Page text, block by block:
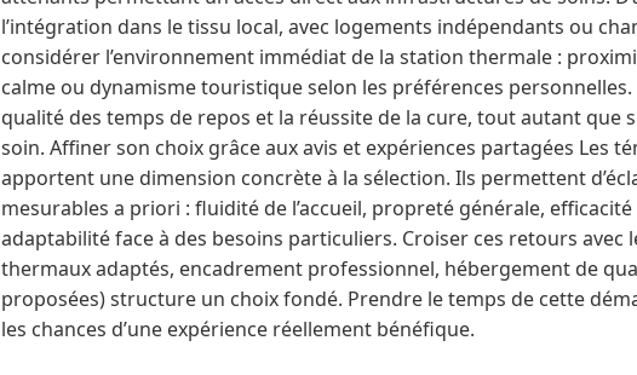
l’intégration dans le tissu local, avec logements indépendants ou
considérer l’environnement immédiat de la station thermale :
calme ou dynamisme touristique selon les préférences
qualité des temps de repos et la réussite de la cure, tout autant que
soin. Affiner son choix grâce aux avis et expériences partagées Les
apportent une dimension concrète à la sélection. Ils permettent
mesurables a priori : fluidité de l’accueil, propreté générale,
adaptabilité face à des besoins particuliers. Croiser ces retours avec
thermaux adaptés, encadrement professionnel, hébergement de
proposées) structure un choix fondé. Prendre le temps de cette
les chances d’une expérience réellement bénéfique.